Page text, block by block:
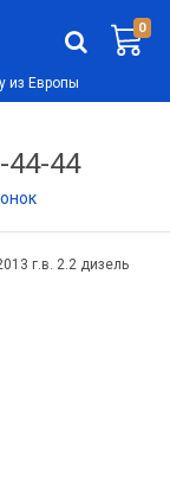
0
из Европы
44-44
г.в. 2.2 дизель